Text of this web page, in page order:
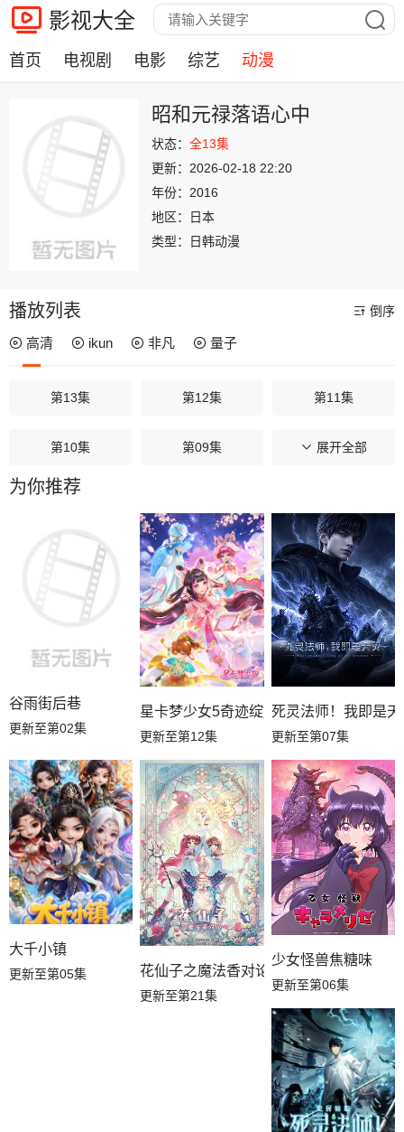
影视大全
首页 电视剧 电影 综艺 动漫
昭和元禄落语心中
状态： 全13集
更新： 2026-02-18 22:20
年份： 2016
地区：
日本
类型：
日韩动漫
播放列表 倒序
高清 ikun 非凡 量子
第13集 第12集 第11集
第10集 第09集 第08集
第07集
第03集 第02集
第01集
展开全部
为你推荐
谷雨街后巷
更新至第02集
星卡梦少女5奇迹绽放
更新至第12集
死灵法师！我即是
更新至第07集
大千小镇
更新至第05集 花仙子之魔法香对论
更新至第21集
少女怪兽焦糖味
更新至第06集